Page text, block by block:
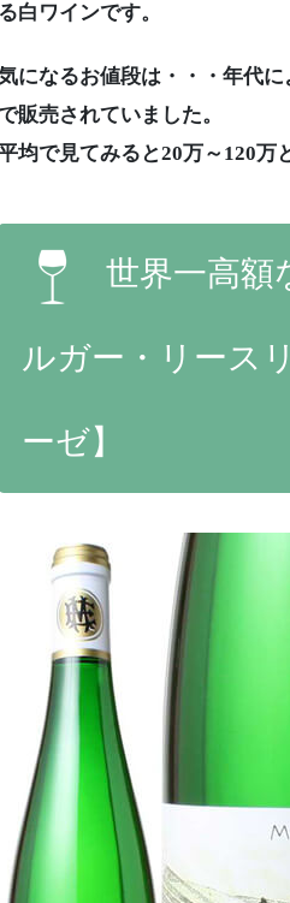
る白ワインです。
になるお値段は・・・年代
販売されていました。
均で見てみると20万～120万
世界一高額
ルガー・リース
ーゼ】